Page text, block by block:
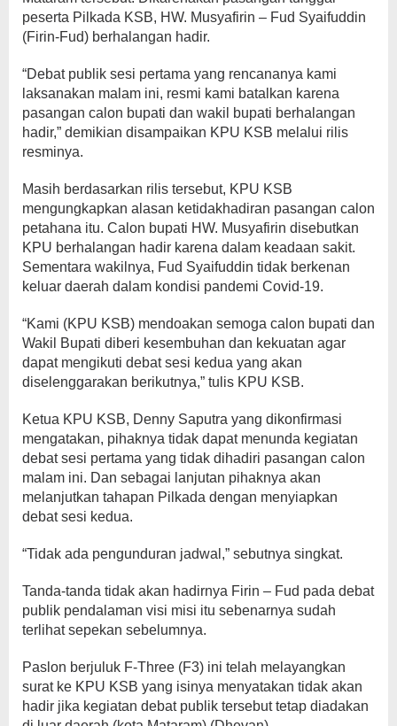
peserta Pilkada KSB, HW. Musyafirin – Fud Syaifuddin
(Firin-Fud) berhalangan hadir.
“Debat publik sesi pertama yang rencananya kami
laksanakan malam ini, resmi kami batalkan karena
pasangan calon bupati dan wakil bupati berhalangan
hadir,” demikian disampaikan KPU KSB melalui rilis
resminya.
Masih berdasarkan rilis tersebut, KPU KSB
mengungkapkan alasan ketidakhadiran pasangan calon
petahana itu. Calon bupati HW. Musyafirin disebutkan
KPU berhalangan hadir karena dalam keadaan sakit.
Sementara wakilnya, Fud Syaifuddin tidak berkenan
keluar daerah dalam kondisi pandemi Covid-19.
“Kami (KPU KSB) mendoakan semoga calon bupati dan
Wakil Bupati diberi kesembuhan dan kekuatan agar
dapat mengikuti debat sesi kedua yang akan
diselenggarakan berikutnya,” tulis KPU KSB.
Ketua KPU KSB, Denny Saputra yang dikonfirmasi
mengatakan, pihaknya tidak dapat menunda kegiatan
debat sesi pertama yang tidak dihadiri pasangan calon
malam ini. Dan sebagai lanjutan pihaknya akan
melanjutkan tahapan Pilkada dengan menyiapkan
debat sesi kedua.
“Tidak ada pengunduran jadwal,” sebutnya singkat.
Tanda-tanda tidak akan hadirnya Firin – Fud pada debat
publik pendalaman visi misi itu sebenarnya sudah
terlihat sepekan sebelumnya.
Paslon berjuluk F-Three (F3) ini telah melayangkan
surat ke KPU KSB yang isinya menyatakan tidak akan
hadir jika kegiatan debat publik tersebut tetap diadakan